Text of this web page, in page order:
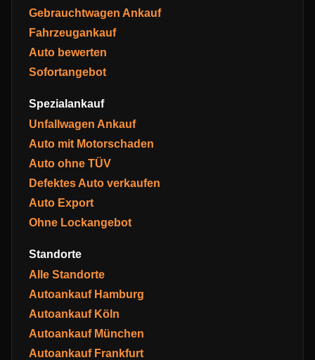
Gebrauchtwagen Ankauf
Fahrzeugankauf
Auto bewerten
Sofortangebot
Spezialankauf
Unfallwagen Ankauf
Auto mit Motorschaden
Auto ohne TÜV
Defektes Auto verkaufen
Auto Export
Ohne Lockangebot
Standorte
Alle Standorte
Autoankauf Hamburg
Autoankauf Köln
Autoankauf München
Autoankauf Frankfurt